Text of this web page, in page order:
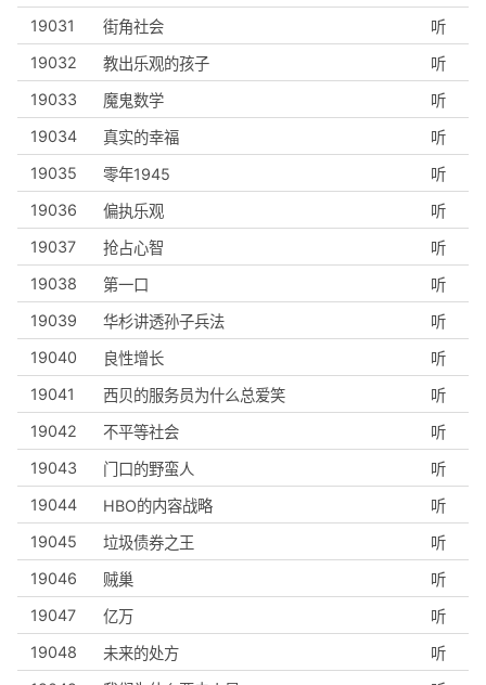
19031
街角社会
听
19032
教出乐观的孩子
听
19033
魔鬼数学
听
19034
真实的幸福
听
19035
零年1945
听
19036
偏执乐观
听
19037
抢占心智
听
19038
第一口
听
19039
华杉讲透孙子兵法
听
19040
良性增长
听
19041
西贝的服务员为什么总爱笑
听
19042
不平等社会
听
19043
门口的野蛮人
听
19044
HBO的内容战略
听
19045
垃圾债券之王
听
19046
贼巢
听
19047
亿万
听
19048
未来的处方
听